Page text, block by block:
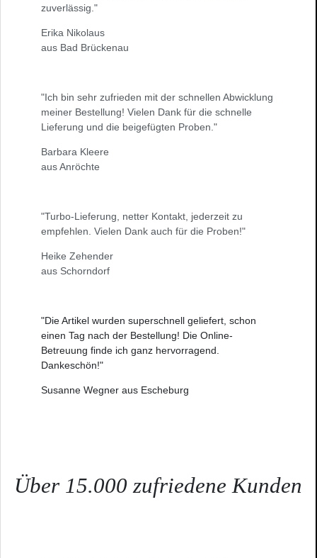
zuverlässig."
Erika Nikolaus
aus Bad Brückenau
"Ich bin sehr zufrieden mit der schnellen Abwicklung
meiner Bestellung! Vielen Dank für die schnelle
Lieferung und die beigefügten Proben."
Barbara Kleere
aus Anröchte
"Turbo-Lieferung, netter Kontakt, jederzeit zu
empfehlen. Vielen Dank auch für die Proben!"
Heike Zehender
aus Schorndorf
"Die Artikel wurden superschnell geliefert, schon
einen Tag nach der Bestellung! Die Online-
Betreuung finde ich ganz hervorragend.
Dankeschön!"
Susanne Wegner aus Escheburg
Über 15.000 zufriedene Kunden